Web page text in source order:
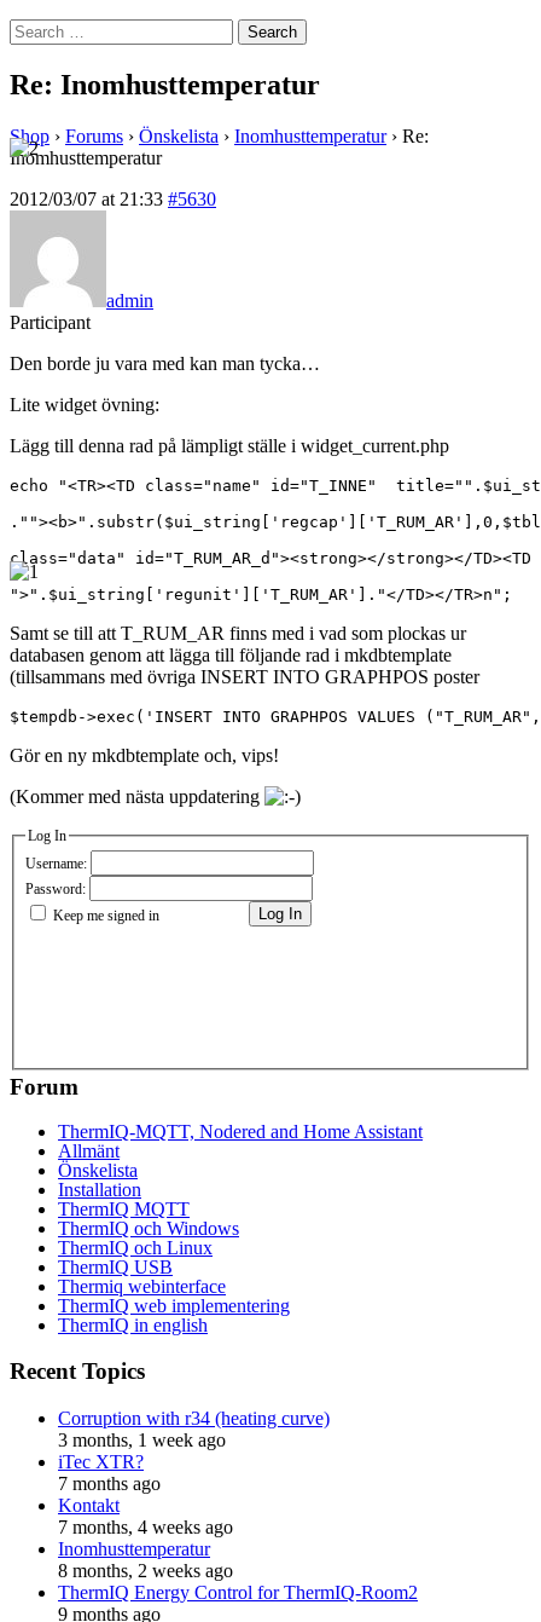
Search
for:
Re: Inomhusttemperatur
Shop › Forums › Önskelista › Inomhusttemperatur › Re:
Inomhusttemperatur
2012/03/07 at 21:33 #5630
admin
Participant
Den borde ju vara med kan man tycka…
Lite widget övning:
Lägg till denna rad på lämpligt ställe i widget_current.php
echo "<TR><TD class="name" id="T_INNE"
class="data" id="T_RUM_AR_d"><strong></strong></
">".$ui_string['regunit']['T_RUM_AR']."</TD></TR>n";
Samt se till att T_RUM_AR finns med i vad som plockas ur
databasen genom att lägga till följande rad i mkdbtemplate
(tillsammans med övriga INSERT INTO GRAPHPOS poster
$tempdb->exec('INSERT INTO GRAPHPOS VALUES
Gör en ny mkdbtemplate och, vips!
(Kommer med nästa uppdatering
Log In
Username:
Password:
Keep me signed in
Log In
Forum
ThermIQ-MQTT, Nodered and Home Assistant
Allmänt
Önskelista
Installation
ThermIQ MQTT
ThermIQ och Windows
ThermIQ och Linux
ThermIQ USB
Thermiq webinterface
ThermIQ web implementering
ThermIQ in english
Recent Topics
Corruption with r34 (heating curve)
3 months, 1 week ago
iTec XTR?
7 months ago
Kontakt
7 months, 4 weeks ago
Inomhusttemperatur
8 months, 2 weeks ago
ThermIQ Energy Control for ThermIQ-Room2
9 months ago